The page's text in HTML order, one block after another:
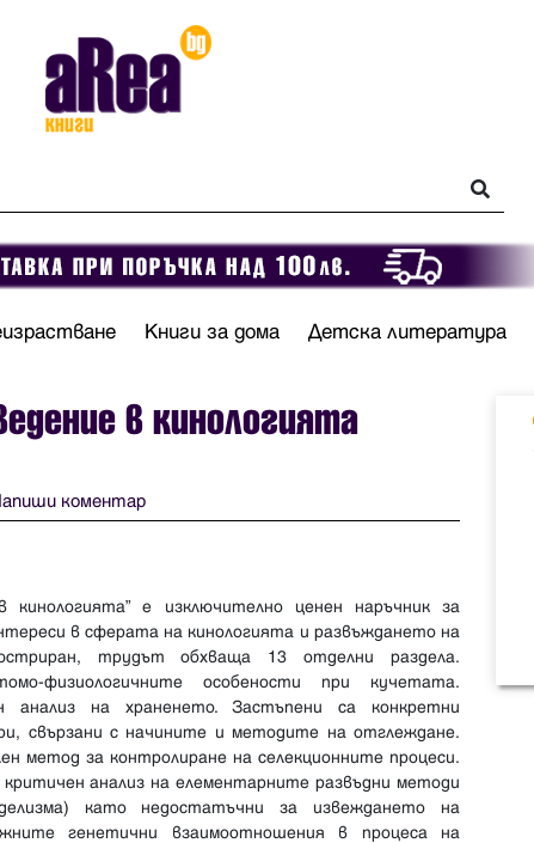
Книги за дома Детска литература
в кинологията
коментар
кинологията” е изключително ценен наръчник за
в сферата на кинологията и развъждането на
трудът обхваща 13 отделни раздела.
физиологичните особености при кучетата.
анализ на храненето. Застъпени са конкретни
свързани с начините и методите на отглеждане.
метод за контролиране на селекционните процеси.
анализ на елементарните развъдни методи
като недостатъчни за извеждането на
генетични взаимоотношения в процеса на